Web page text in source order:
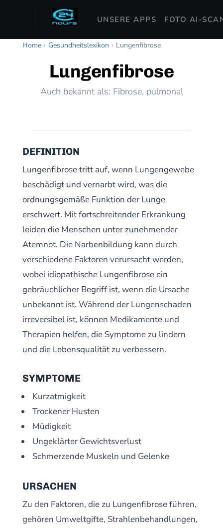
UNSERE APPS FOTO AI-
Home › Gesundheitslexikon › Lungenfibrose
Lungenfibrose
Auch bekannt als: Fibrose, pulmonal
DEFINITION
Lungenfibrose tritt auf, wenn Lungengewebe
beschädigt und vernarbt wird, was die
ordnungsgemäße Funktion der Lunge
erschwert. Mit fortschreitender Erkrankung
leiden die Menschen unter zunehmender
Atemnot. Die Narbenbildung kann durch
verschiedene Faktoren verursacht werden,
wobei idiopathische Lungenfibrose ein
gebräuchlicher Begriff ist, wenn die Ursache
unbekannt ist. Während der Lungenschaden
irreversibel ist, können Medikamente und
Therapien helfen, die Symptome zu lindern
und die Lebensqualität zu verbessern.
SYMPTOME
Kurzatmigkeit
Trockener Husten
Müdigkeit
Ungeklärter Gewichtsverlust
Schmerzende Muskeln und Gelenke
URSACHEN
Zu den Faktoren, die zu Lungenfibrose führen,
gehören Umweltgifte, Strahlenbehandlungen,